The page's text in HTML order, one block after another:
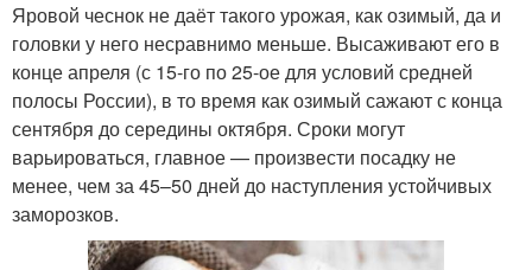
Яровой чеснок не даёт такого урожая, как озимый, да и
головки у него несравнимо меньше. Высаживают его в
конце апреля (с 15-го по 25-ое для условий средней
полосы России), в то время как озимый сажают с конца
сентября до середины октября. Сроки могут
варьироваться, главное — произвести посадку не
менее, чем за 45–50 дней до наступления устойчивых
заморозков.